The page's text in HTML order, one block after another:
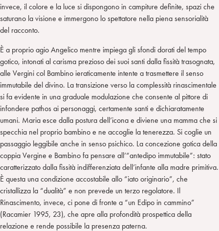
invece, il colore e la luce si dispongono in campiture definite, spazi che
saturano la visione e immergono lo spettatore nella piena sensorialità
del racconto.
È a proprio agio Angelico mentre impiega gli sfondi dorati del tempo
gotico, intonati al carisma prezioso dei suoi santi dalla fissità trasognata,
alle Vergini col Bambino ieraticamente intente a trasmettere il senso
immutabile del divino. La transizione verso la complessità rinascimentale
si fa evidente in una graduale modulazione che consente al pittore di
infondere pathos ai personaggi, certamente santi e dichiaratamente
umani. Maria esce dalla postura dell’icona e diviene una mamma che si
specchia nel proprio bambino e ne accoglie la tenerezza. Si coglie un
passaggio leggibile anche in senso psichico. La concezione gotica della
coppia Vergine e Bambino fa pensare all’“antedipo immutabile”: stato
caratterizzato dalla fissità indifferenziata dell’infante alla madre primitiva.
È questa una condizione accostabile allo “iato originario”, che
cristallizza la “dualità” e non prevede un terzo regolatore. Il
Rinascimento, invece, ci pone di fronte a “un Edipo in cammino”
(Racamier 1995, 23), che apre alla profondità prospettica della
relazione e rende possibile la presenza paterna.